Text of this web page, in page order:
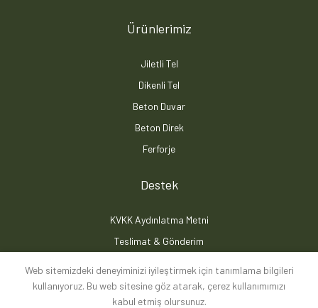
Ürünlerimiz
Jiletli Tel
Dikenli Tel
Beton Duvar
Beton Direk
Ferforje
Destek
KVKK Aydınlatma Metni
Teslimat & Gönderim
Mesafeli Satış Sözleşmesi
Gizlilik Politikası
Web sitemizdeki deneyiminizi iyileştirmek için tanımlama bilgileri
kullanıyoruz. Bu web sitesine göz atarak, çerez kullanımımızı
kabul etmiş olursunuz.